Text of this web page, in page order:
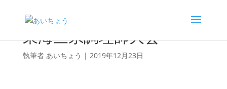
東海三県調理師大会
執筆者 あいちょう | 2019年12月23日